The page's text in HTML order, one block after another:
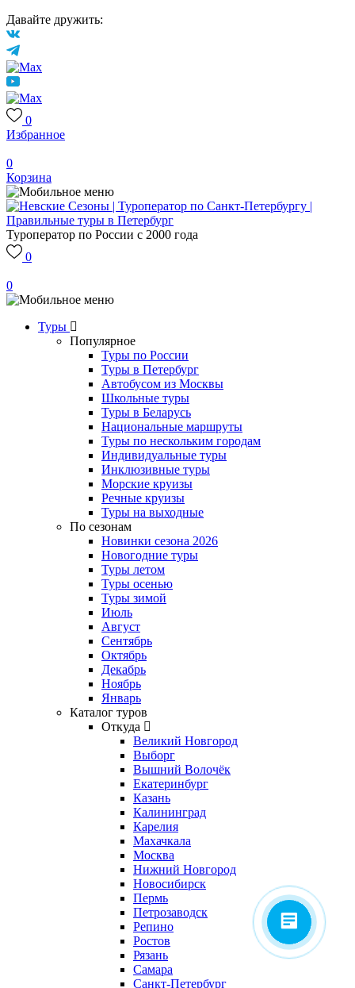
Давайте дружить:
0
Избранное
0
Корзина
Туроператор по России с 2000 года
0
0
Туры
Популярное
Туры по России
Туры в Петербург
Автобусом из Москвы
Школьные туры
Туры в Беларусь
Национальные маршруты
Туры по нескольким городам
Индивидуальные туры
Инклюзивные туры
Морские круизы
Речные круизы
Туры на выходные
По сезонам
Новинки сезона 2026
Новогодние туры
Туры летом
Туры осенью
Туры зимой
Июль
Август
Сентябрь
Октябрь
Декабрь
Ноябрь
Январь
Каталог туров
Откуда
Великий Новгород
Выборг
Вышний Волочёк
Екатеринбург
Казань
Калининград
Карелия
Махачкала
Москва
Нижний Новгород
Новосибирск
Пермь
Петрозаводск
Репино
Ростов
Рязань
Самара
Санкт-Петербург